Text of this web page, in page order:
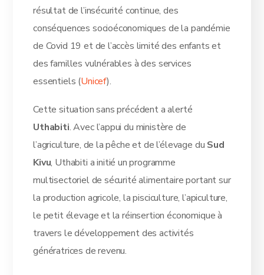
résultat de l’insécurité continue, des
conséquences socioéconomiques de la pandémie
de Covid 19 et de l’accès limité des enfants et
des familles vulnérables à des services
essentiels (Unicef).
Cette situation sans précédent a alerté
Uthabiti. Avec l’appui du ministère de
l’agriculture, de la pêche et de l’élevage du Sud
Kivu, Uthabiti a initié un programme
multisectoriel de sécurité alimentaire portant sur
la production agricole, la pisciculture, l’apiculture,
le petit élevage et la réinsertion économique à
travers le développement des activités
génératrices de revenu.